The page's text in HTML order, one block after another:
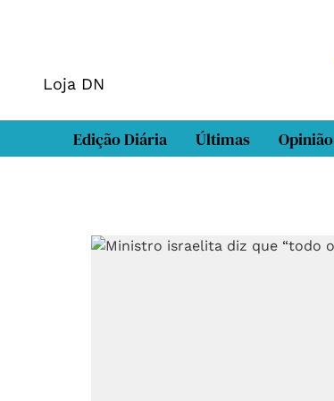
Loja DN
Edição Diária Últimas Opinião